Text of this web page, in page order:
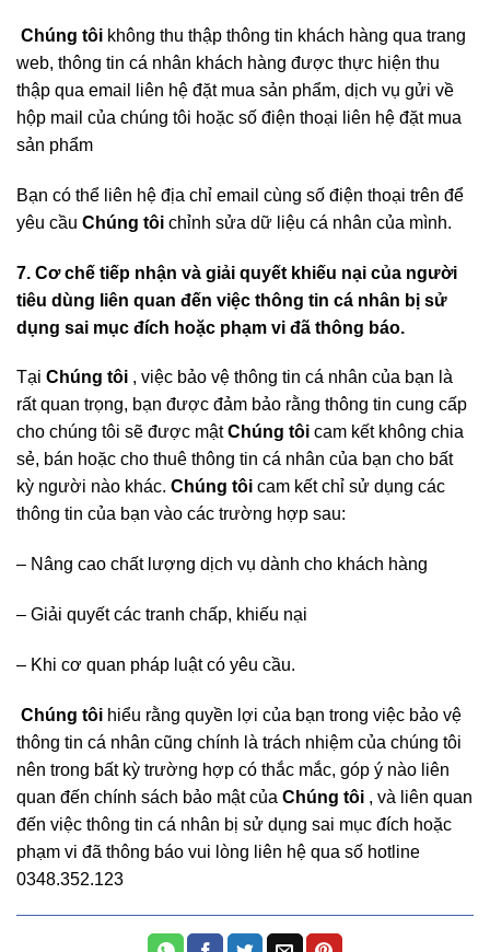
Chúng tôi không thu thập thông tin khách hàng qua trang
web, thông tin cá nhân khách hàng được thực hiện thu
thập qua email liên hệ đặt mua sản phẩm, dịch vụ gửi về
hộp mail của chúng tôi hoặc số điện thoại liên hệ đặt mua
sản phẩm
Bạn có thể liên hệ địa chỉ email cùng số điện thoại trên để
yêu cầu Chúng tôi chỉnh sửa dữ liệu cá nhân của mình.
7. Cơ chế tiếp nhận và giải quyết khiếu nại của người
tiêu dùng liên quan đến việc thông tin cá nhân bị sử
dụng sai mục đích hoặc phạm vi đã thông báo.
Tại Chúng tôi , việc bảo vệ thông tin cá nhân của bạn là
rất quan trọng, bạn được đảm bảo rằng thông tin cung cấp
cho chúng tôi sẽ được mậtChúng tôi cam kết không chia
sẻ, bán hoặc cho thuê thông tin cá nhân của bạn cho bất
kỳ người nào khác. Chúng tôi cam kết chỉ sử dụng các
thông tin của bạn vào các trường hợp sau:
– Nâng cao chất lượng dịch vụ dành cho khách hàng
– Giải quyết các tranh chấp, khiếu nại
– Khi cơ quan pháp luật có yêu cầu.
Chúng tôi hiểu rằng quyền lợi của bạn trong việc bảo vệ
thông tin cá nhân cũng chính là trách nhiệm của chúng tôi
nên trong bất kỳ trường hợp có thắc mắc, góp ý nào liên
quan đến chính sách bảo mật của Chúng tôi , và liên quan
đến việc thông tin cá nhân bị sử dụng sai mục đích hoặc
phạm vi đã thông báo vui lòng liên hệ qua số hotline
0348.352.123